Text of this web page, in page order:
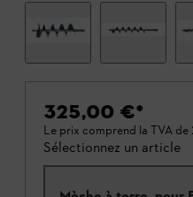
325,00 €*
Le prix comprend la TVA de
Sélectionnez un article